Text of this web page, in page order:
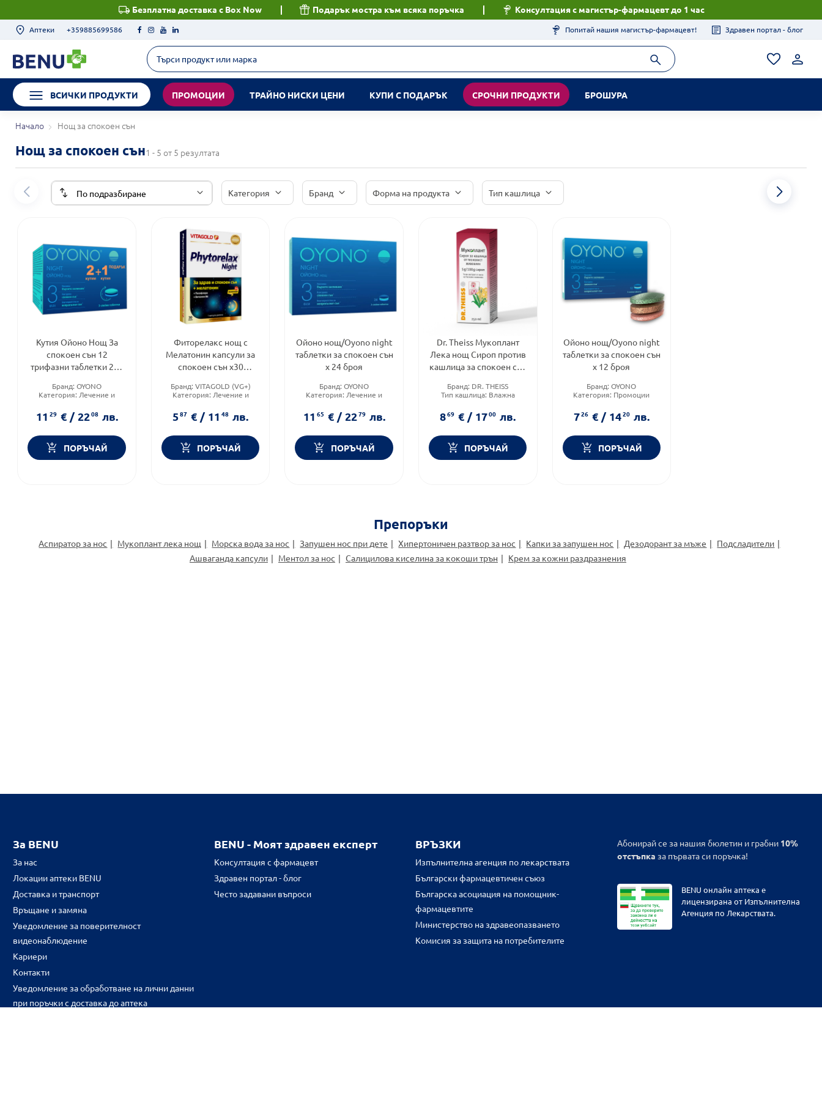
Безплатна доставка с Box Now Подарък мостра към всяка поръчка Консултация с магистър-фармацевт до 1 час
Аптеки +359885699586 Попитай нашия магистър-фармацевт! Здравен портал - блог
ВСИЧКИ ПРОДУКТИ ПРОМОЦИИ ТРАЙНО НИСКИ ЦЕНИ КУПИ С ПОДАРЪК СРОЧНИ ПРОДУКТИ БРОШУРА
Начало Нощ за спокоен сън
Нощ за спокоен сън1 - 5 от 5 резултата
Категория Бранд Форма на продукта Тип кашлица
Кутия Ойоно Нощ За
спокоен сън 12
трифазни таблетки 2+1
Бранд:OYONO
Категория: Лечение и
Форма на продукта:
таблетки
1129 € / 2208 лв.
ПОРЪЧАЙ
Фиторелакс нощ с
Мелатонин капсули за
спокоен сън х30
Бранд: VITAGOLD (VG+)
Категория: Лечение и
Форма на продукта:
587 € / 1148 лв.
ПОРЪЧАЙ
Ойоно нощ/Oyono night
таблетки за спокоен сън
х 24 броя
Бранд:OYONO
Категория: Лечение и
Форма на продукта:
таблетки
1165 € / 2279 лв.
ПОРЪЧАЙ
Dr. Theiss Мукоплант
Лека нощ Сироп против
кашлица за спокоен сън
Бранд: DR. THEISS
Тип кашлица: Влажна
Форма на продукта:
869 € / 1700 лв.
ПОРЪЧАЙ
Ойоно нощ/Oyono night
таблетки за спокоен сън
х 12 броя
Бранд:OYONO
Категория: Промоции
таблетки
726 € / 1420 лв.
ПОРЪЧАЙ
Препоръки
Аспиратор за нос Мукоплант лека нощ Морска вода за нос Запушен нос при дете Хипертоничен разтвор за нос Капки за запушен нос Дезодорант за мъже
Подсладители
Ашваганда капсули
Ментол за нос Салицилова киселина за кокоши трън Крем за кожни раздразнения
За BENU
За нас
Локации аптеки BENU
Доставка и транспорт
Връщане и замяна
Уведомление за поверителност
видеонаблюдение
Кариери
Контакти
Уведомление за обработване на лични данни
при поръчки с доставка до аптека
BENU - Моят здравен експерт
Консултация с фармацевт
Здравен портал - блог
Често задавани въпроси
ВРЪЗКИ
Изпълнителна агенция по лекарствата
Български фармацевтичен съюз
Българска асоциация на помощник-
фармацевтите
Министерство на здравеопазването
Комисия за защита на потребителите
Абонирай се за нашия бюлетин и грабни 10%
отстъпка за първата си поръчка!
BENU онлайн аптека е
лицензирана от Изпълнителна
Агенция по Лекарствата.